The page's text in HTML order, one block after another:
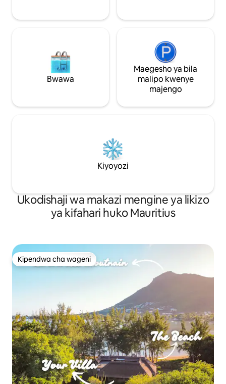
Bwawa
Maegesho ya bila
malipo kwenye
majengo
Kiyoyozi
Ukodishaji wa makazi mengine ya likizo
ya kifahari huko Mauritius
Kipendwa cha wageni
Kipendwa cha wageni